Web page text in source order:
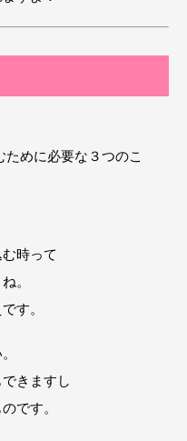
ために必要な３つのこ
時って
。
す。
きますし
です。